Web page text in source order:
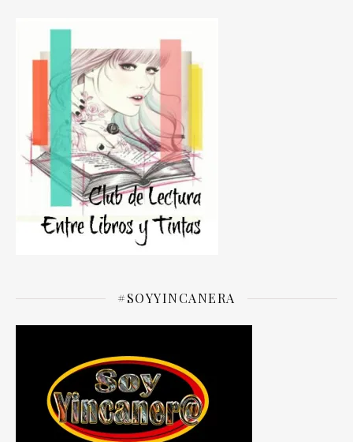
#SOYYINCANERA